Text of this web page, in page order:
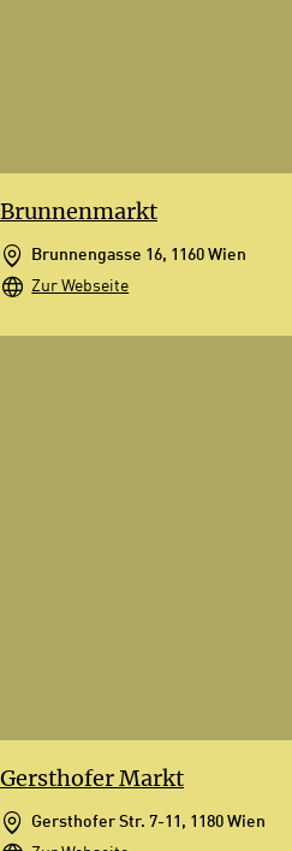
Brunnenmarkt
Brunnengasse 16, 1160 Wien
Zur Webseite
Gersthofer Markt
Gersthofer Str. 7-11, 1180 Wien